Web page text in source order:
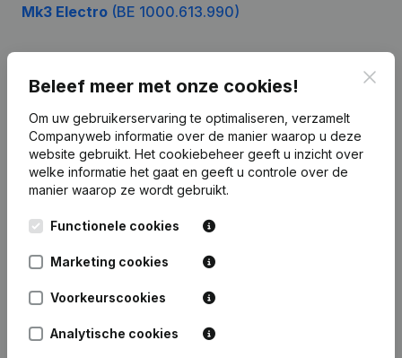
Mk3 Electro (BE 1000.613.990)
Beleef meer met onze cookies!
Om uw gebruikerservaring te optimaliseren, verzamelt
Companyweb informatie over de manier waarop u deze
website gebruikt. Het cookiebeheer geeft u inzicht over
welke informatie het gaat en geeft u controle over de
manier waarop ze wordt gebruikt.
Functionele cookies
Marketing cookies
Voorkeurscookies
Analytische cookies
Nederlands
Leuvensesteenweg
1800 Vilvoorde
Product
Bedrijfsinformatie
Monitoring
Internationaal zoeken